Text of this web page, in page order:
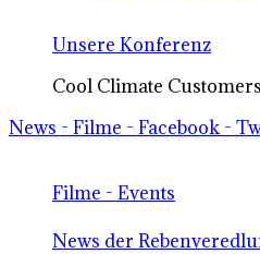
Unsere Konferenz
Cool Climate
News - Filme - Facebook -
Filme - Events
News der